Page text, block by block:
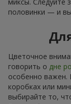
миксы. Следуйте
половинки — и
Цветочное
говорить о дне
особенно важен.
коробках или
выбирайте то,